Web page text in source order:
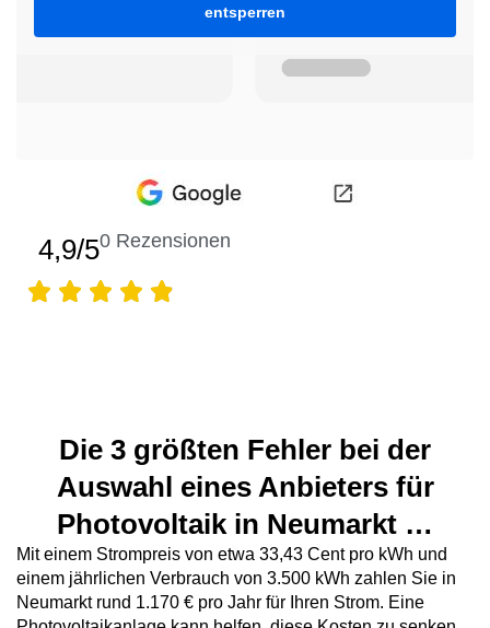
entsperren
4,9/5 Rezensionen
0
Die 3 größten Fehler bei der
Auswahl eines Anbieters für
Photovoltaik in Neumarkt …
Mit einem Strompreis von etwa 33,43 Cent pro kWh und
einem jährlichen Verbrauch von 3.500 kWh zahlen Sie in
Neumarkt rund 1.170 € pro Jahr für Ihren Strom. Eine